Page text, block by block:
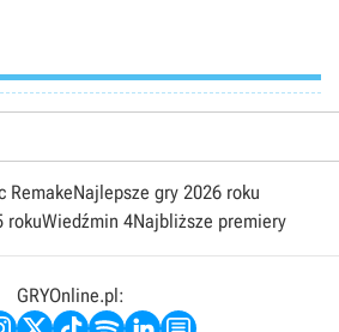
RemakeNajlepsze gry 2026 roku
rokuWiedźmin 4Najbliższe premiery
GRYOnline.pl: